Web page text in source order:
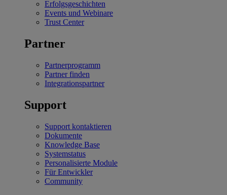
Erfolgsgeschichten
Events und Webinare
Trust Center
Partner
Partnerprogramm
Partner finden
Integrationspartner
Support
Support kontaktieren
Dokumente
Knowledge Base
Systemstatus
Personalisierte Module
Für Entwickler
Community